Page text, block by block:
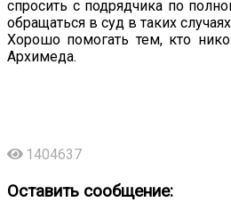
спросить с подрядчика по
обращаться в суд в таких
Хорошо помогать тем, кто
Архимеда.
1404637
Оставить сообщение: